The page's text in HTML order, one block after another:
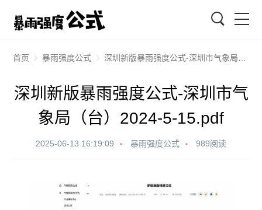
首页 暴雨强度公式 深圳新版暴雨强度公式-深圳市气象局（台）2024-5-15.pdf
深圳新版暴雨强度公式-深圳市气
象局（台）2024-5-15.pdf
2025-06-13 16:19:09 暴雨强度公式 989阅读